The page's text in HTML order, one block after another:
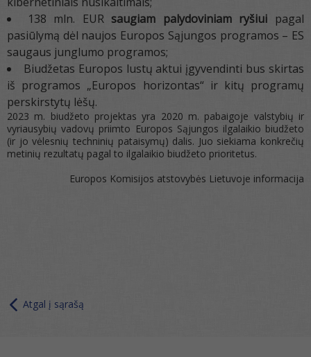
138 mln. EURsaugiam palydoviniam ryšiui pagal
pasiūlymą dėl naujos Europos Sąjungos programos – ES
saugaus junglumo programos;
Biudžetas Europos lustų aktui įgyvendinti bus skirtas
iš programos „Europos horizontas“ ir kitų programų
perskirstytų lėšų.
2023 m. biudžeto projektas yra 2020 m. pabaigoje valstybių ir
vyriausybių vadovų priimto Europos Sąjungos ilgalaikio biudžeto
(ir jo vėlesnių techninių pataisymų) dalis. Juo siekiama konkrečių
metinių rezultatų pagal to ilgalaikio biudžeto prioritetus.
Europos Komisijos atstovybės Lietuvoje informacija
Atgal į sąrašą